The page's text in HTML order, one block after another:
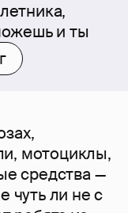
и ты
мотоциклы,
средства —
чуть ли не с